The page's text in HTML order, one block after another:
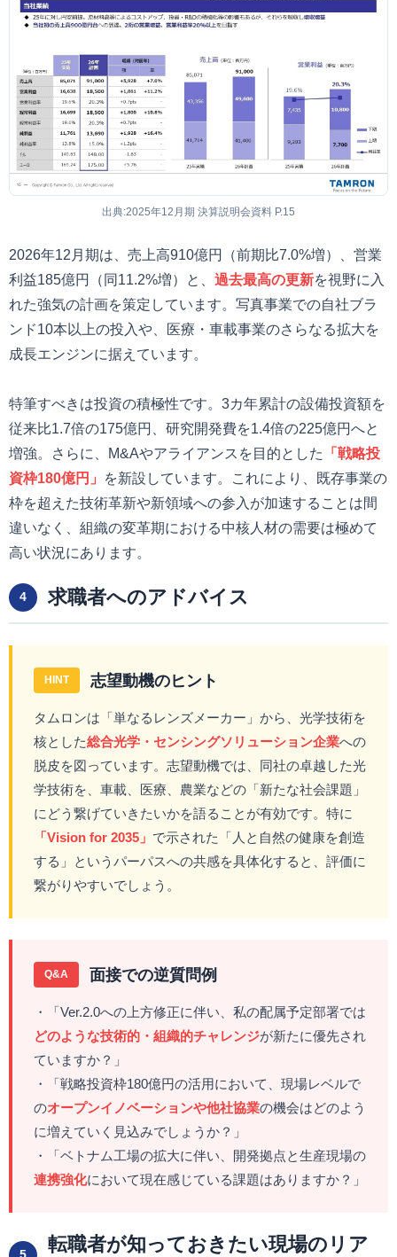
出典:2025年12月期 決算説明会資料 P.15
2026年12月期は、売上高910億円（前期比7.0%増）、営業
利益185億円（同11.2%増）と、 過去最高の更新を視野に入
れた強気の計画を策定しています。写真事業での自社ブラ
ンド10本以上の投入や、医療・車載事業のさらなる拡大を
成長エンジンに据えています。
特筆すべきは投資の積極性です。3カ年累計の設備投資額を
従来比1.7倍の175億円、研究開発費を1.4倍の225億円へと
増強。さらに、M&Aやアライアンスを目的とした
「戦略投
資枠180億円」
を新設しています。これにより、既存事業の
枠を超えた技術革新や新領域への参入が加速することは間
違いなく、組織の変革期における中核人材の需要は極めて
高い状況にあります。
4 求職者へのアドバイス
HINT 志望動機のヒント
タムロンは「単なるレンズメーカー」から、光学技術を
核とした総合光学・センシングソリューション企業への
脱皮を図っています。志望動機では、同社の卓越した光
学技術を、車載、医療、農業などの「新たな社会課題」
にどう繋げていきたいかを語ることが有効です。特に
「Vision for 2035」 で示された「人と自然の健康を創造
する」というパーパスへの共感を具体化すると、評価に
繋がりやすいでしょう。
Q&A 面接での逆質問例
・「Ver.2.0への上方修正に伴い、私の配属予定部署では
どのような技術的・組織的チャレンジが新たに優先され
ていますか？」
・「戦略投資枠180億円の活用において、現場レベルで
のオープンイノベーションや他社協業の機会はどのよう
に増えていく見込みでしょうか？」
・「ベトナム工場の拡大に伴い、開発拠点と生産現場の
連携強化において現在感じている課題はありますか？」
転職者が知っておきたい現場のリア